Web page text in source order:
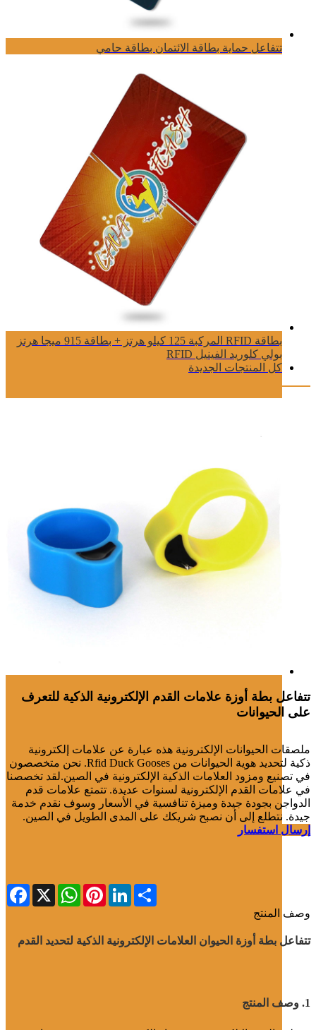
تتفاعل حماية بطاقة الائتمان بطاقة حامي
بطاقة RFID المركبة 125 كيلو هرتز + بطاقة 915 ميجا هرتز
بولي كلوريد الفينيل RFID
كل المنتجات الجديدة
تتفاعل بطة أوزة علامات القدم الإلكترونية الذكية للتعرف
على الحيوانات
ملصقات الحيوانات الإلكترونية هذه عبارة عن علامات إلكترونية
ذكية لتحديد هوية الحيوانات من Rfid Duck Gooses. نحن متخصصون
في تصنيع ومزود العلامات الذكية الإلكترونية في الصين.لقد تخصصنا
في علامات القدم الإلكترونية لسنوات عديدة. تتمتع علامات قدم
الدواجن بجودة جيدة وميزة تنافسية في الأسعار وسوف نقدم خدمة
جيدة. نتطلع إلى أن نصبح شريكك على المدى الطويل في الصين.
إرسال استفسار
X
WhatsAppPinterestLinkedIn Share
وصف المنتج
تتفاعل بطة أوزة الحيوان العلامات الإلكترونية الذكية لتحديد القدم
1. وصف المنتج